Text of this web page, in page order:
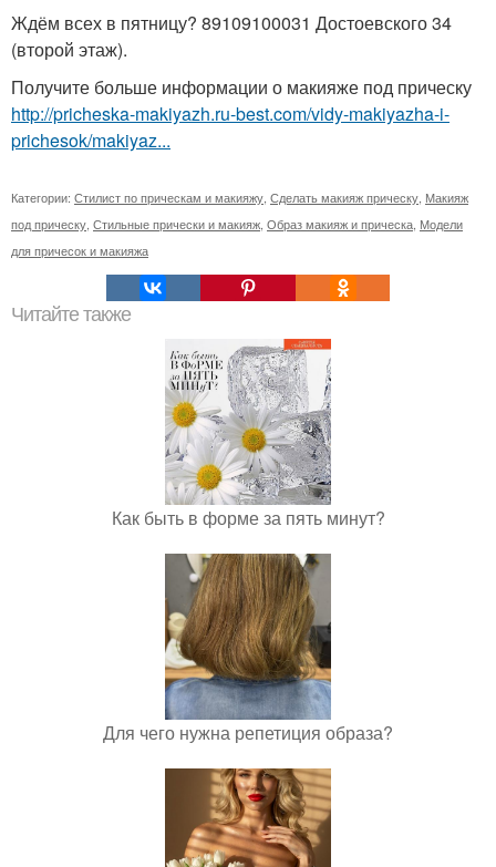
Ждём всех в пятницу? 89109100031 Достоевского 34
(второй этаж).
Получите больше информации о макияже под прическу
http://pricheska-makiyazh.ru-best.com/vidy-makiyazha-i-
prichesok/makiyaz...
Категории: Стилист по прическам и макияжу, Сделать макияж прическу, Макияж
под прическу, Стильные прически и макияж, Образ макияж и прическа, Модели
для причесок и макияжа
Читайте также
Как быть в форме за пять минут?
Для чего нужна репетиция образа?